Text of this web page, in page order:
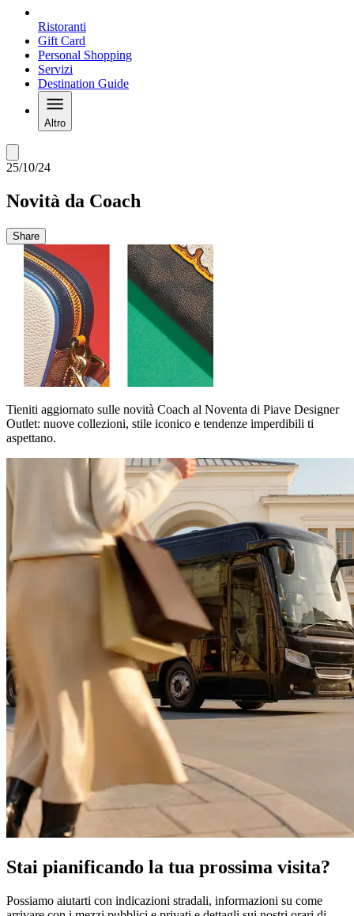
Ristoranti
Gift Card
Personal Shopping
Servizi
Destination Guide
Altro
25/10/24
Novità da Coach
Share
Tieniti aggiornato sulle novità Coach al Noventa di Piave Designer
Outlet: nuove collezioni, stile iconico e tendenze imperdibili ti
aspettano.
Stai pianificando la tua prossima visita?
Possiamo aiutarti con indicazioni stradali, informazioni su come